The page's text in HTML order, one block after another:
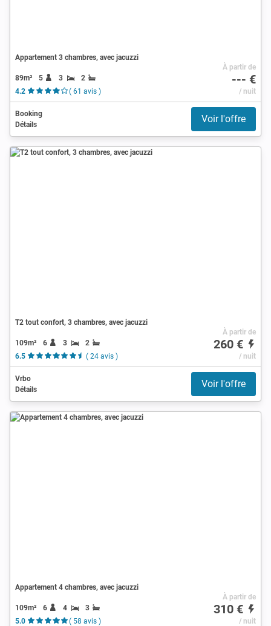
Appartement 3 chambres, avec jacuzzi
89m² 5 3
2
4.2
( 61 avis )
À partir de
--- €
/ nuit
Booking
Détails
Voir l'offre
T2 tout confort, 3 chambres, avec jacuzzi
109m² 6 3
2
6.5
( 24 avis )
À partir de
260 €
/ nuit
Vrbo
Détails
Voir l'offre
Appartement 4 chambres, avec jacuzzi
109m² 6 4
3
5.0
( 58 avis )
À partir de
310 €
/ nuit